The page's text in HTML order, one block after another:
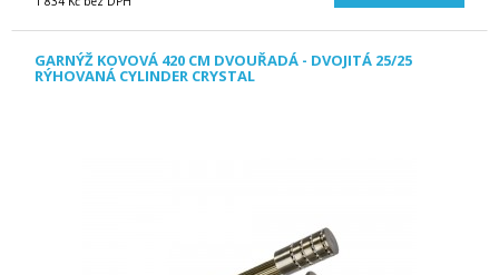
GARNÝŽ KOVOVÁ 420 CM DVOUŘADÁ - DVOJITÁ 25/25
RÝHOVANÁ CYLINDER CRYSTAL